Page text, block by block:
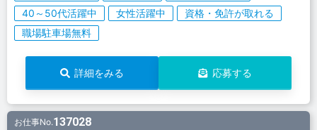
40～50代活躍中 女性活躍中
資格・免許が取れる
職場駐車場無料
詳細をみる 応募する
お仕事No.137028